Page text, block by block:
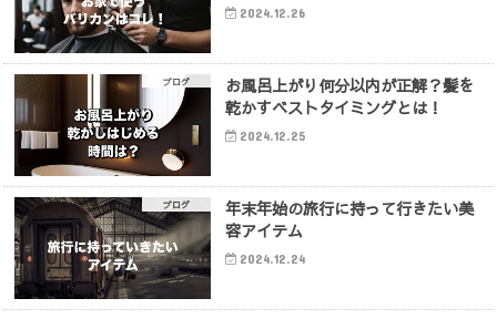
2024.12.26
ブログ
お風呂上がり何分以内が正解？髪を
乾かすベストタイミングとは！
2024.12.25
ブログ
年末年始の旅行に持って行きたい美
容アイテム
2024.12.24